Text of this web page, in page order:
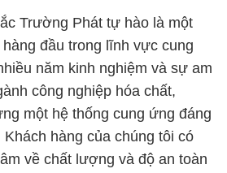
Trường Phát tự hào là một
đầu trong lĩnh vực cung
năm kinh nghiệm và sự am
công nghiệp hóa chất,
một hệ thống cung ứng đáng
hàng của chúng tôi có
về chất lượng và độ an toàn